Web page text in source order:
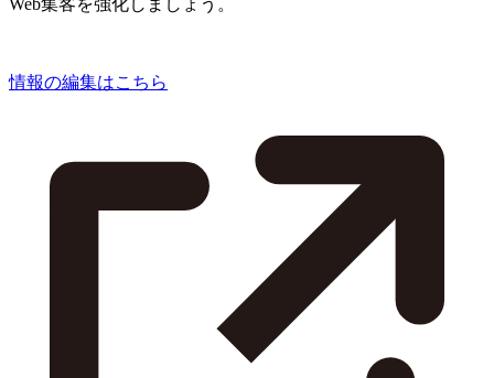
情報の編集はこちら